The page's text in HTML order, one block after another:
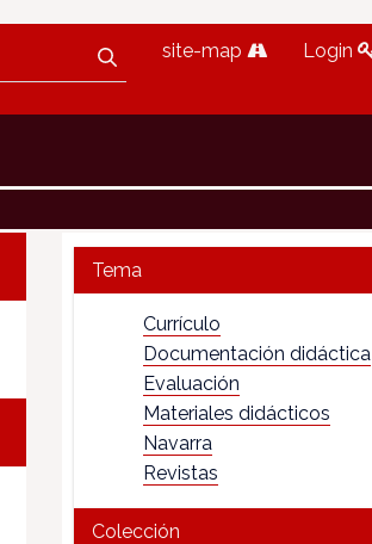
site-map Login
Tema
Currículo
Documentación didáctica
Evaluación
Materiales didácticos
Navarra
Revistas
Colección